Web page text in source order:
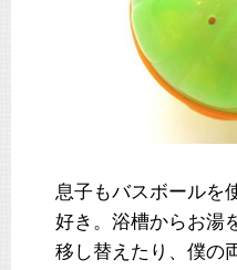
息子もバスボールを
好き。浴槽からお湯
移し替えたり、僕の